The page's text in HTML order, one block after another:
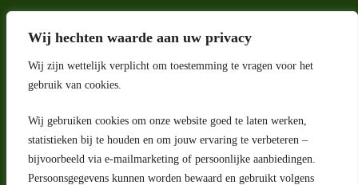
Wij hechten waarde aan uw privacy
Wij zijn wettelijk verplicht om toestemming te vragen voor het
gebruik van cookies.
Wij gebruiken cookies om onze website goed te laten werken,
statistieken bij te houden en om jouw ervaring te verbeteren –
bijvoorbeeld via e-mailmarketing of persoonlijke aanbiedingen.
Persoonsgegevens kunnen worden bewaard en gebruikt volgens
Adres
Riga 4 E
2993 LW Barendrecht